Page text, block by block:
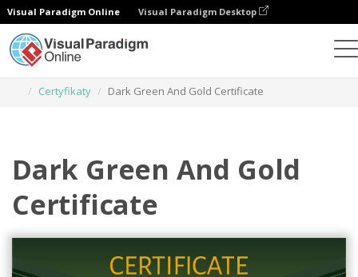
Visual Paradigm Online Visual Paradigm Desktop
Certyfikaty
Dark Green And Gold Certificate
Dark Green And Gold
Certificate